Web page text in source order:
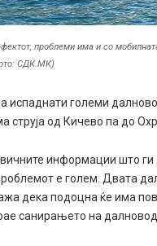
проблеми има и со
СДК.МК)
испаднати големи
струја од Кичево па до
информации што ги
е голем. Двата
дека подоцна ќе има
санирањето на